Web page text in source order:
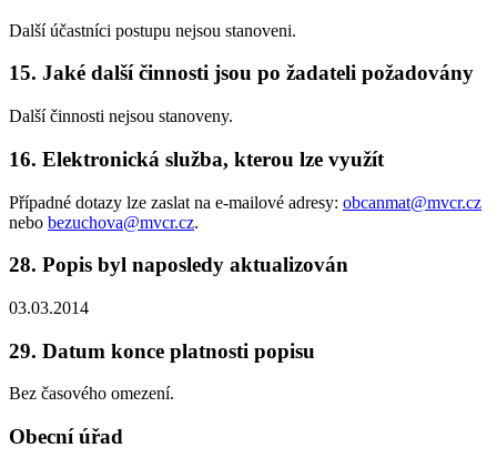
Další účastníci postupu nejsou stanoveni.
15. Jaké další činnosti jsou po žadateli požadovány
Další činnosti nejsou stanoveny.
16. Elektronická služba, kterou lze využít
Případné dotazy lze zaslat na e-mailové adresy: obcanmat@mvcr.cz
nebo bezuchova@mvcr.cz.
28. Popis byl naposledy aktualizován
03.03.2014
29. Datum konce platnosti popisu
Bez časového omezení.
Obecní úřad